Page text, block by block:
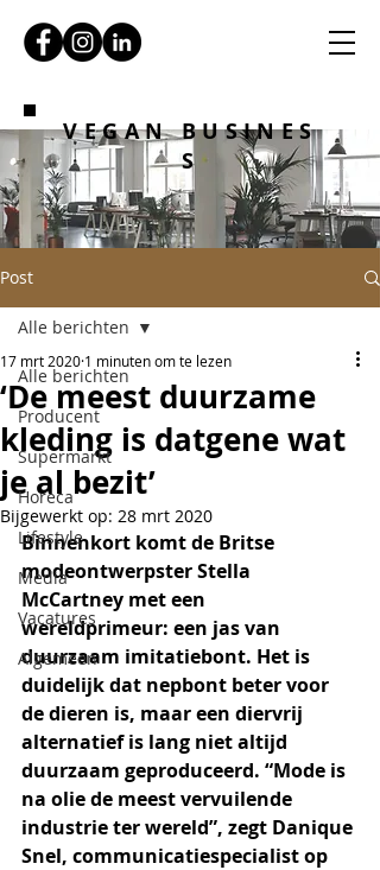
VEGAN BUSINES
S
Post
Alle berichten
Producent
Supermarkt
Horeca
Lifestyle
Media
Vacatures
Algemeen
Alle berichten
‘De meest duurzame
kleding is datgene wat
je al bezit’
17 mrt 2020 1 minuten om te lezen
Bijgewerkt op: 28 mrt 2020
Binnenkort komt de Britse
modeontwerpster Stella
McCartney met een
wereldprimeur: een jas van
duurzaam imitatiebont. Het is
duidelijk dat nepbont beter voor
de dieren is, maar een diervrij
alternatief is lang niet altijd
duurzaam geproduceerd. “Mode is
na olie de meest vervuilende
industrie ter wereld”, zegt Danique
Snel, communicatiespecialist op